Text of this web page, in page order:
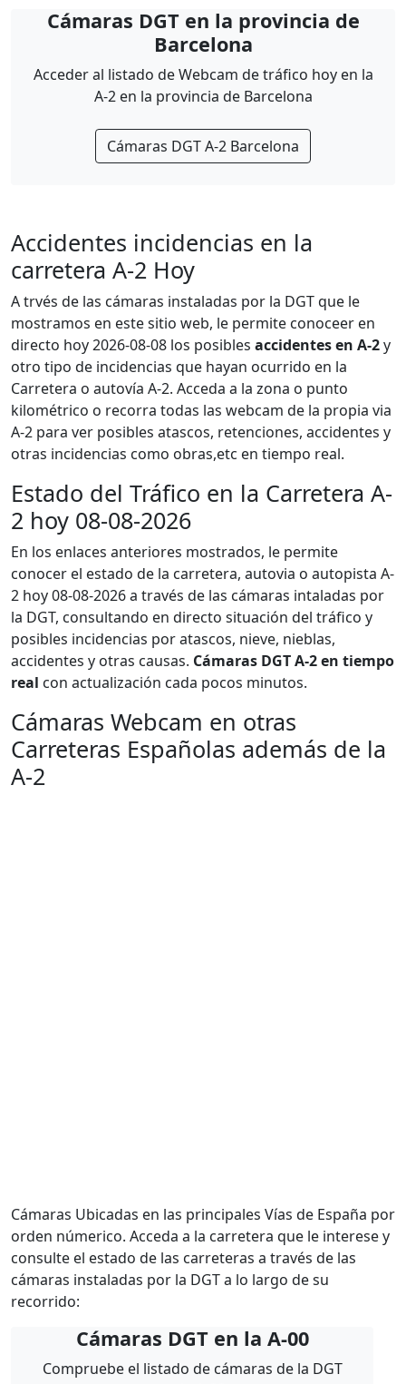
Cámaras DGT en la provincia de
Barcelona
Acceder al listado de Webcam de tráfico hoy en la
A-2 en la provincia de Barcelona
Cámaras DGT A-2 Barcelona
Accidentes incidencias en la
carretera A-2 Hoy
A trvés de las cámaras instaladas por la DGT que le
mostramos en este sitio web, le permite conoceer en
directo hoy 2026-08-08 los posibles accidentes en A-2y
otro tipo de incidencias que hayan ocurrido en la
Carretera o autovía A-2. Acceda a la zona o punto
kilométrico o recorra todas las webcam de la propia via
A-2 para ver posibles atascos, retenciones, accidentes y
otras incidencias como obras,etc en tiempo real.
Estado del Tráfico en la Carretera A-
2 hoy 08-08-2026
En los enlaces anteriores mostrados, le permite
conocer el estado de la carretera, autovia o autopista A-
2 hoy 08-08-2026 a través de las cámaras intaladas por
la DGT, consultando en directo situación del tráfico y
posibles incidencias por atascos, nieve, nieblas,
accidentes y otras causas. Cámaras DGT A-2 en tiempo
real con actualización cada pocos minutos.
Cámaras Webcam en otras
Carreteras Españolas además de la
A-2
Cámaras Ubicadas en las principales Vías de España por
orden númerico. Acceda a la carretera que le interese y
consulte el estado de las carreteras a través de las
cámaras instaladas por la DGT a lo largo de su
recorrido:
Cámaras DGT en la A-00
Compruebe el listado de cámaras de la DGT